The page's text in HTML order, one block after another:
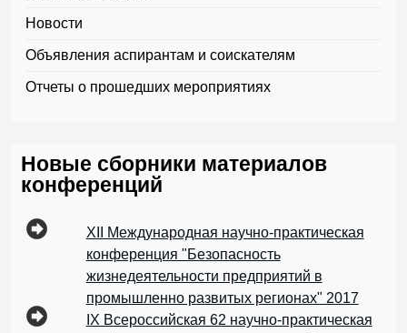
Новости
Объявления аспирантам и соискателям
Отчеты о прошедших мероприятиях
Новые сборники материалов
конференций
XII Международная научно-практическая
конференция "Безопасность
жизнедеятельности предприятий в
промышленно развитых регионах" 2017
IX Всероссийская 62 научно-практическая